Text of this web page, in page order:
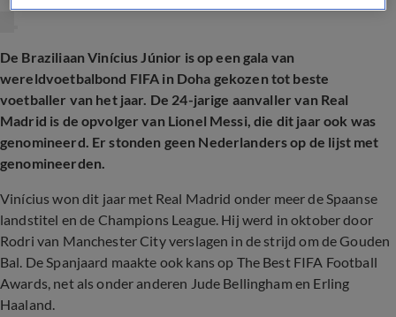
De Braziliaan Vinícius Júnior is op een gala van
wereldvoetbalbond FIFA in Doha gekozen tot beste
voetballer van het jaar. De 24-jarige aanvaller van Real
Madrid is de opvolger van Lionel Messi, die dit jaar ook was
genomineerd. Er stonden geen Nederlanders op de lijst met
genomineerden.
Vinícius won dit jaar met Real Madrid onder meer de Spaanse
landstitel en de Champions League. Hij werd in oktober door
Rodri van Manchester City verslagen in de strijd om de Gouden
Bal. De Spanjaard maakte ook kans op The Best FIFA Football
Awards, net als onder anderen Jude Bellingham en Erling
Haaland.